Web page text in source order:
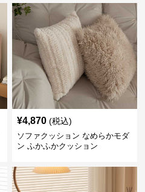
¥4,870 (税込)
ソファクッション なめらかモダ
ン ふかふかクッション